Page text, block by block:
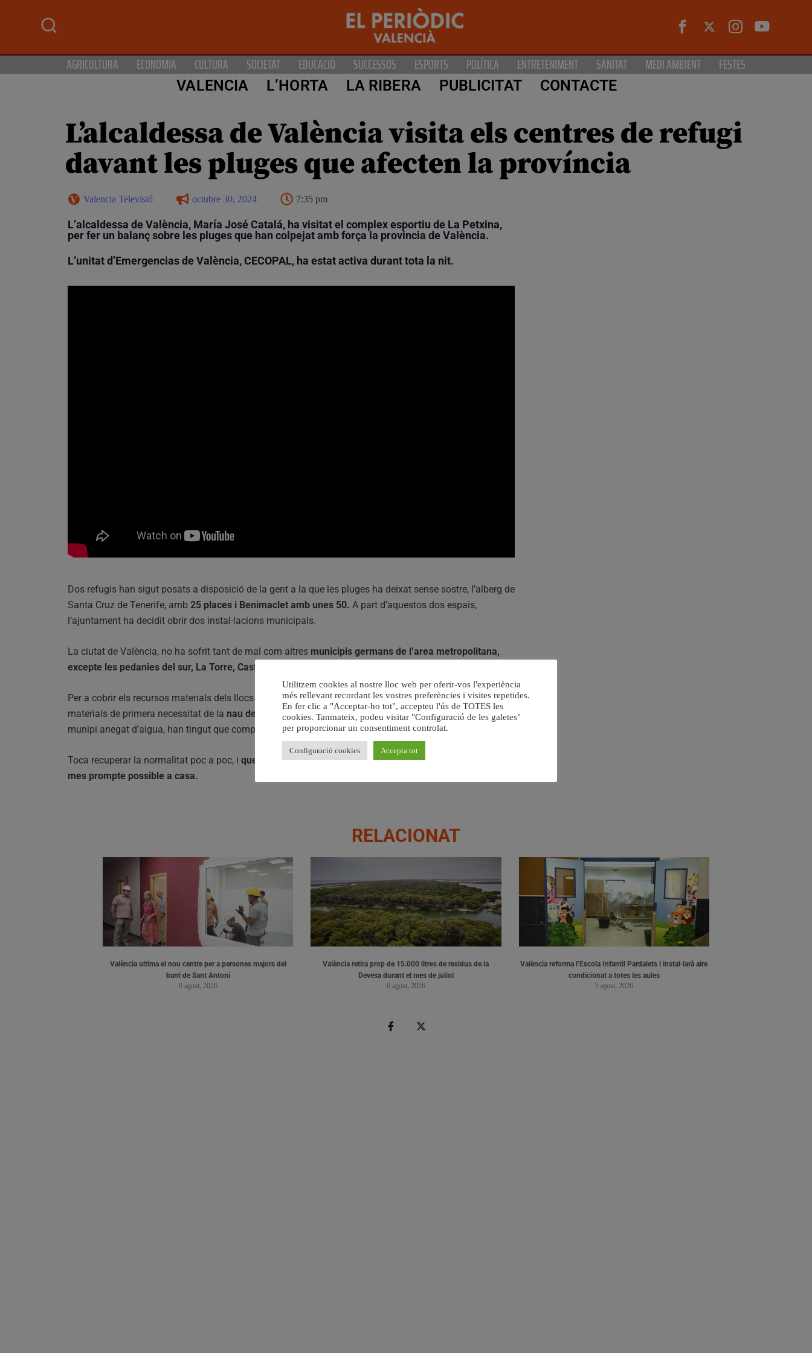
AGRICULTURA ECONOMIA CULTURA SOCIETAT EDUCACIÓ SUCCESSOS ESPORTS POLÍTICA ENTRETENIMENT SANITAT MEDI AMBIENT FESTES
VALENCIA L’HORTA LA RIBERA PUBLICITAT CONTACTE
L’alcaldessa de València visita els centres de refugi
davant les pluges que afecten la província
Valencia Televisió octubre 30, 2024 7:35 pm
L’alcaldessa de València, María José Catalá, ha visitat el complex esportiu de La Petxina,
per fer un balanç sobre les pluges que han colpejat amb força la provincia de València.
L’unitat d’Emergencias de València, CECOPAL, ha estat activa durant tota la nit.
Dos refugis han sigut posats a disposició de la gent a la que les pluges ha deixat sense sostre, l’alberg de
Santa Cruz de Tenerife, amb 25 places i Benimaclet amb unes 50. A part d’aquestos dos espais,
l’ajuntament ha decidit obrir dos instal·lacions municipals.
La ciutat de València, no ha sofrit tant de mal com altres municipis germans de l’area metropolitana,
excepte les pedanies del sur, La Torre, Castellar i Forn d’Alcedo.
Per a cobrir els recursos materials dels llocs on acollir la gent afectada, anaven a agafar mantes i demés
materials de primera necessitat de la nau de la Creu Roja, pero al estar a Picanyai al estar aquest
munipi anegat d’aigua, han tingut que comptar amb la solidaritat d’empreses.
Toca recuperar la normalitat poc a poc, i que tota la gent refugiada als llocs habilitats puga tornar el
mes prompte possible a casa.
RELACIONAT
València ultima el nou centre per a persones majors del
barri de Sant Antoni
6 agost, 2026
València retira prop de 15.000 litres de residus de la
Devesa durant el mes de juliol
6 agost, 2026
València reforma l’Escola Infantil Pardalets i instal·larà aire
condicionat a totes les aules
5 agost, 2026
Utilitzem cookies al nostre lloc web per oferir-vos l'experiència
més rellevant recordant les vostres preferències i visites repetides.
En fer clic a "Acceptar-ho tot", accepteu l'ús de TOTES les
cookies. Tanmateix, podeu visitar "Configuració de les galetes"
per proporcionar un consentiment controlat.
Configuració cookies Accepta tot